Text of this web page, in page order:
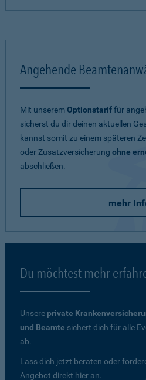
Angehende
Mit unseremOptionstariffür
sicherst du dir deinen aktuellen
kannst somit zu einem späteren
oder Zusatzversicherung ohne
abschließen.
mehr
Du möchtest mehr
Unsere private
und Beamte sichert dich für alle
ab.
Lass dich jetzt beraten oder
Angebot direkt hier an.